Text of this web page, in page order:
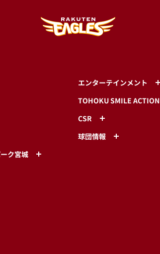
ク宮城
エンターテインメント
TOHOKU SMILE ACTION
CSR
球団情報